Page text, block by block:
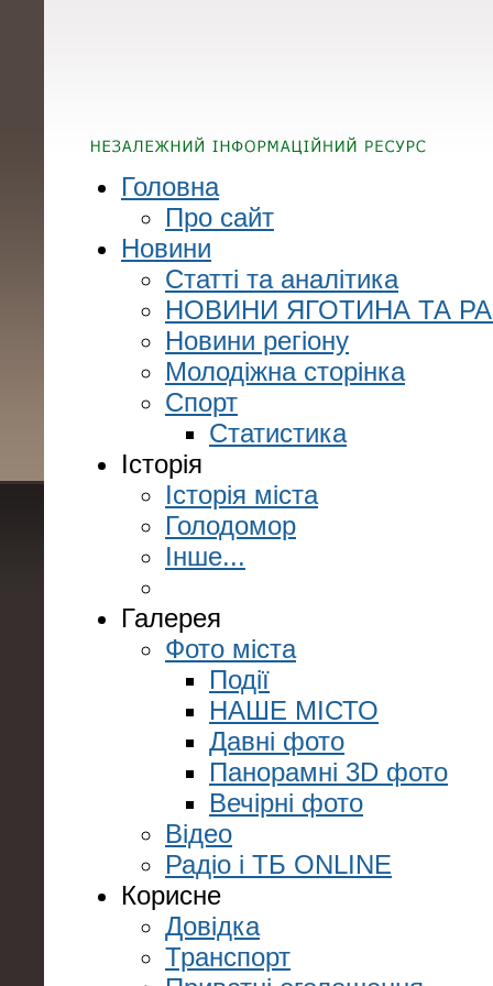
Головна
Про сайт
Новини
Статті та аналітика
НОВИНИ ЯГОТИНА ТА
Новини регіону
Молодіжна сторінка
Спорт
Статистика
Історія
Історія міста
Голодомор
Інше...
Галерея
Фото міста
Події
НАШЕ МІСТО
Давні фото
Панорамні 3D фото
Вечірні фото
Відео
Радіо і ТБ ONLINE
Корисне
Довідка
Транспорт